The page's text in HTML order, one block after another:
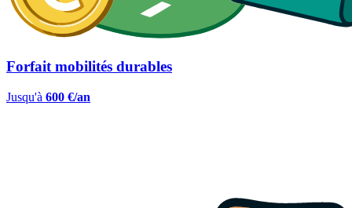
Forfait mobilités durables
Jusqu'à 600 €/an